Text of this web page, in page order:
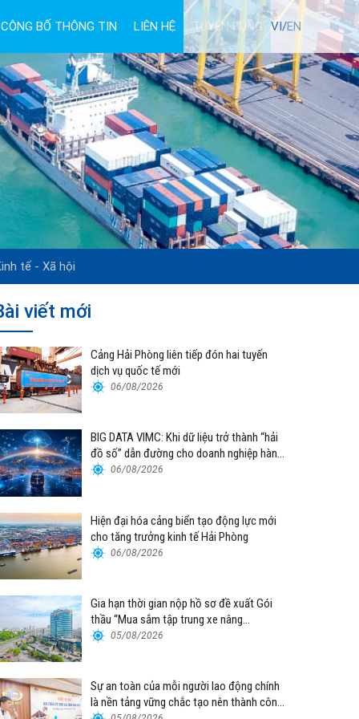
CÔNG BỐ THÔNG TIN LIÊN HỆ TUYỂN DỤNG VI/EN
tế - Xã hội
viết mới
Cảng Hải Phòng liên tiếp đón hai tuyến
dịch vụ quốc tế mới
06/08/2026
BIG DATA VIMC: Khi dữ liệu trở thành “hải
đồ số” dẫn đường cho doanh nghiệp hàng
hải 06/08/2026
Hiện đại hóa cảng biển tạo động lực mới
cho tăng trưởng kinh tế Hải Phòng
06/08/2026
Gia hạn thời gian nộp hồ sơ đề xuất Gói
thầu “Mua sắm tập trung xe nâng
container thuộc Tổng công ty Hàng hải
05/08/2026
Sự an toàn của mỗi người lao động chính
là nền tảng vững chắc tạo nên thành công